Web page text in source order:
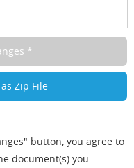
button, you agree to
document(s) you